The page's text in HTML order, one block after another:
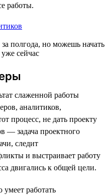
работы.
слаженной работы
аналитиков,
процесс, не дать проекту
— задача проектного
следит
и выстраивает работу
двигались к общей цели.
работать